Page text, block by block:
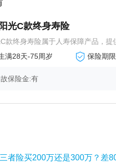
光C款终身寿险
款终身寿险属于人寿保障产品，提
满28天-75周岁
保险期
保险金:有
三者险买200万还是300万？差